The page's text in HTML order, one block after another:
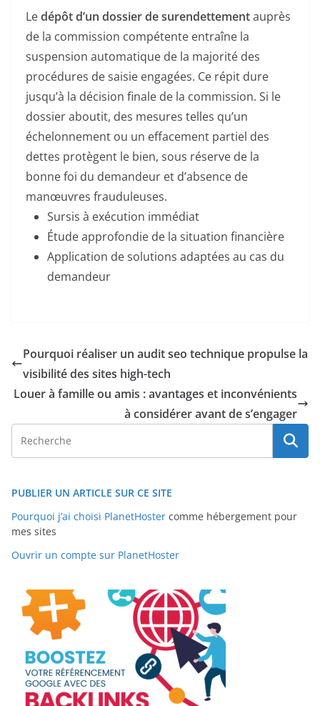
Ledépôt d’un dossier de surendettementauprès
de la commission compétente entraîne la
suspension automatique de la majorité des
procédures de saisie engagées. Ce répit dure
jusqu’à la décision finale de la commission. Si le
dossier aboutit, des mesures telles qu’un
échelonnement ou un effacement partiel des
dettes protègent le bien, sous réserve de la
bonne foi du demandeur et d’absence de
manœuvres frauduleuses.
Sursis à exécution immédiat
Étude approfondie de la situation financière
Application de solutions adaptées au cas du
demandeur
Pourquoi réaliser un audit seo technique propulse la
visibilité des sites high-tech
Louer à famille ou amis : avantages et inconvénients
à considérer avant de s’engager
PUBLIER UN ARTICLE SUR CE SITE
Pourquoi j’ai choisi PlanetHoster comme hébergement pour
mes sites
Ouvrir un compte sur PlanetHoster